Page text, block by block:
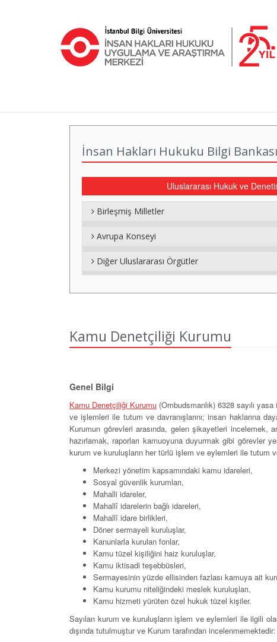
İnsan Hakları Hukuku Bilgi Bankası
Uluslararası Hukuk ve
Birleşmiş Milletler
Avrupa Konseyi
Diğer Uluslararası Örgütler
Kamu Denetçiliği Kurumu
Genel Bilgi
Kamu Denetçiliği Kurumu (Ombudsmanlık) 6328 sayılı
ve işlemleri ile tutum ve davranışlarını; insan haklarına
Kurumun görevleri arasında, gelen şikayetleri incelemek,
hazırlamak, raporları kamuoyuna duyurmak gibi görevler
kurum ve kuruluşların her türlü işlem ve eylemleri ile tutum
Merkezi yönetim kapsamındaki kamu idareleri,
Sosyal güvenlik kurumları,
Mahalli idareler,
Mahallî idarelerin bağlı idareleri,
Mahallî idare birlikleri,
Döner sermayeli kuruluşlar,
Kanunlarla kurulan fonlar,
Kamu tüzel kişiliğini haiz kuruluşlar,
Kamu iktisadi teşebbüsleri,
Sermayesinin yüzde ellisinden fazlası kamuya ait
Kamu kurumu niteliğindeki meslek kuruluşları,
Kamu hizmeti yürüten özel hukuk tüzel kişiler.
​Sayılan kurum ve kuruluşların işlem ve eylemleri ile ilgili
dışında tutulmuştur ve Kurum tarafından incelenmemektedir: